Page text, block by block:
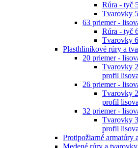
Rúra - tyč
Tvarovky
63 priemer -
Rúra - tyč
Tvarovky
Plasthliníkové rúry a
20 priemer -
Tvarovky
profil
26 priemer -
Tvarovky
profil
32 priemer -
Tvarovky
profil
Protipožiarné armatúry
Medené rúry a